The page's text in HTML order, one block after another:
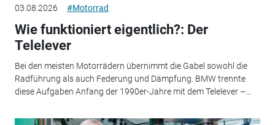
03.08.2026 #Motorrad
Wie funktioniert eigentlich?: Der
Telelever
Bei den meisten Motorrädern übernimmt die Gabel sowohl die
Radführung als auch Federung und Dämpfung. BMW trennte
diese Aufgaben Anfang der 1990er-Jahre mit dem Telelever –...